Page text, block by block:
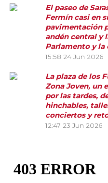
El paseo de
Fermín casi en
pavimentación
andén central y
Parlamento y la
15:58 24 Jun 2026
La plaza de los
Zona Joven, un
por las tardes,
hinchables,
conciertos y
12:47 23 Jun 2026